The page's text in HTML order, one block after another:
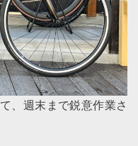
、週末まで鋭意作業さ